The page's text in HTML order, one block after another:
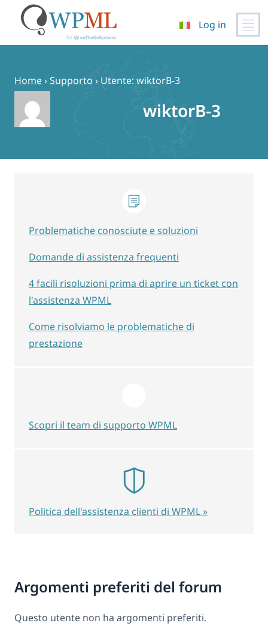
contenuto
Log in
Home›Supporto › Utente: wiktorB-3
wiktorB-3
Argomenti preferiti del forum
Questo utente non ha argomenti preferiti.
Problematiche conosciute e soluzioni
Domande di assistenza frequenti
4 facili risoluzioni prima di aprire un ticket con
l'assistenza WPML
Come risolviamo le problematiche di
prestazione
Scopri il team di supporto WPML
Politica dell'assistenza clienti di WPML »